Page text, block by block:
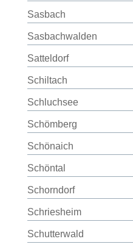
Sasbach
Sasbachwalden
Satteldorf
Schiltach
Schluchsee
Schömberg
Schönaich
Schöntal
Schorndorf
Schriesheim
Schutterwald